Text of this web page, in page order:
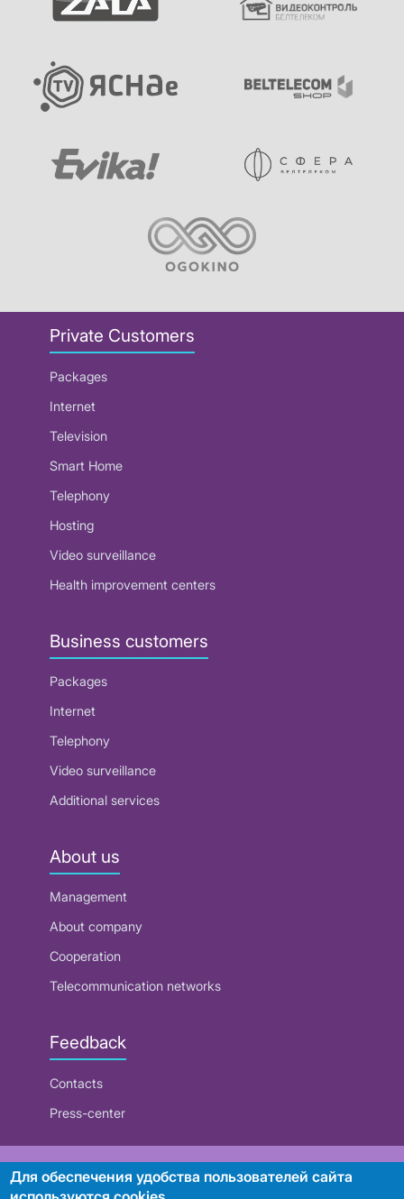
Private Customers
Packages
Internet
Television
Smart Home
Telephony
Hosting
Video surveillance
Health improvement centers
Business customers
Packages
Internet
Telephony
Video surveillance
Additional services
About us
Management
About company
Cooperation
Telecommunication networks
Feedback
Contacts
Press-center
RUE "Beltelecom"
Для обеспечения удобства пользователей сайта